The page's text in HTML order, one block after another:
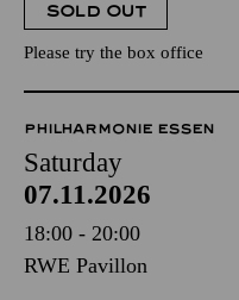
SOLD OUT
Please try the box office
PHILHARMONIE ESSEN
Saturday
07.11.2026
18:00 - 20:00
RWE Pavillon